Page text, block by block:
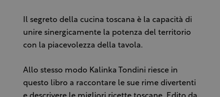
Il segreto della cucina toscana è la capacità di
unire sinergicamente la potenza del territorio
con la piacevolezza della tavola.
Allo stesso modo Kalinka Tondini riesce in
questo libro a raccontare le sue rime divertenti